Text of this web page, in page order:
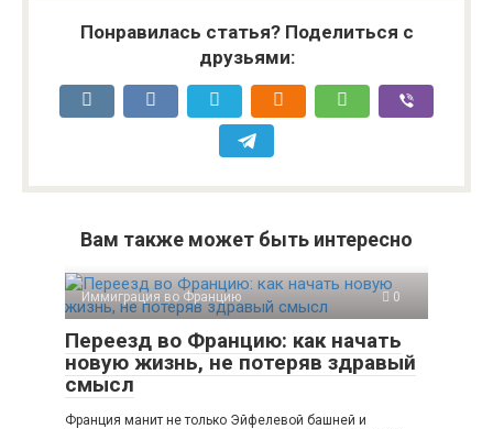
Понравилась статья? Поделиться с
друзьями:
Вам также может быть интересно
Иммиграция во Францию 0
Переезд во Францию: как начать
новую жизнь, не потеряв здравый
смысл
Франция манит не только Эйфелевой башней и